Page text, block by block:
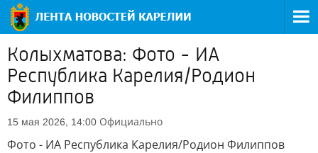
Колыхматова: Фото - ИА
Республика Карелия/Родион
Филиппов
15 мая 2026, 14:00 Официально
Фото - ИА Республика Карелия/Родион Филиппов